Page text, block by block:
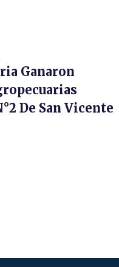
Ganaron
De San Vicente